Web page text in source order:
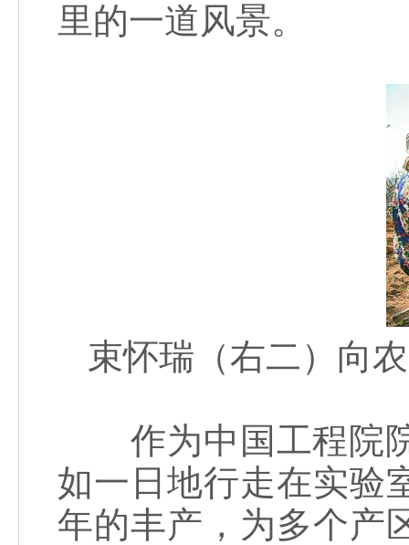
里的一道风景。
束怀瑞（右二）向
作为中国工程院院
如一日地行走在实验
年的丰产，为多个产